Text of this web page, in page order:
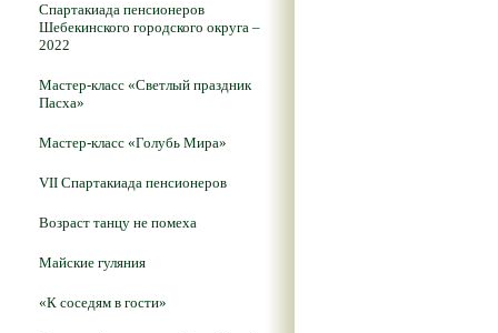
Спартакиада пенсионеров
Шебекинского городского округа –
2022
Мастер-класс «Светлый праздник
Пасха»
Мастер-класс «Голубь Мира»
VII Спартакиада пенсионеров
Возраст танцу не помеха
Майские гуляния
«К соседям в гости»